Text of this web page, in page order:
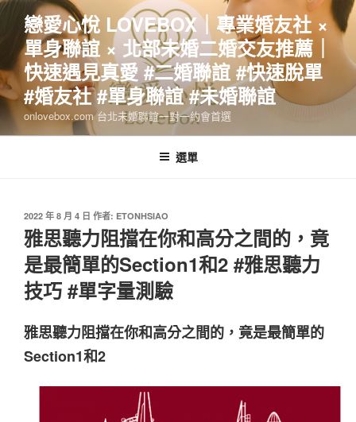
跳
主
要
內
容
戀愛心悅 LOVEBOX｜專業婚友社 ×
單身聯誼 × 北部未婚二婚交友推薦｜
快速遇見真愛 #二婚聯誼 #快速脫單
#婚友社 #單身聯誼 #未婚聯誼
onlovebox.com 台北未婚聯誼一對一約會首選
選單
發
佈
於
2022 年 8 月 4 日 作者: ETONHSIAO
雅思聽力阻擋在你和高分之間的，竟
是最簡單的Section1和2 #雅思聽力
技巧 #單字量測驗
雅思聽力阻擋在你和高分之間的，竟是最簡單的
Section1和2